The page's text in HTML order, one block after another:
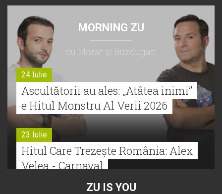
MORNING ZU
cu Morar şi Buzdugan
24 Iulie
Ascultătorii au ales: „Atâtea inimi”
e Hitul Monstru Al Verii 2026
23 Iulie
Hitul Care Trezește România: Alex
Velea - Carnaval
ZU IS YOU